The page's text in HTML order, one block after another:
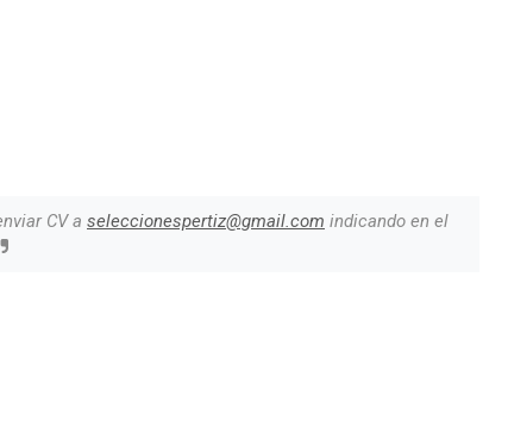
CV a seleccionespertiz@gmail.com indicando en el